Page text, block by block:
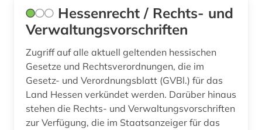
Hessenrecht / Rechts- und
Verwaltungsvorschriften
Zugriff auf alle aktuell geltenden hessischen
Gesetze und Rechtsverordnungen, die im
Gesetz- und Verordnungsblatt (GVBl.) für das
Land Hessen verkündet werden. Darüber hinaus
stehen die Rechts- und Verwaltungsvorschriften
zur Verfügung, die im Staatsanzeiger für das